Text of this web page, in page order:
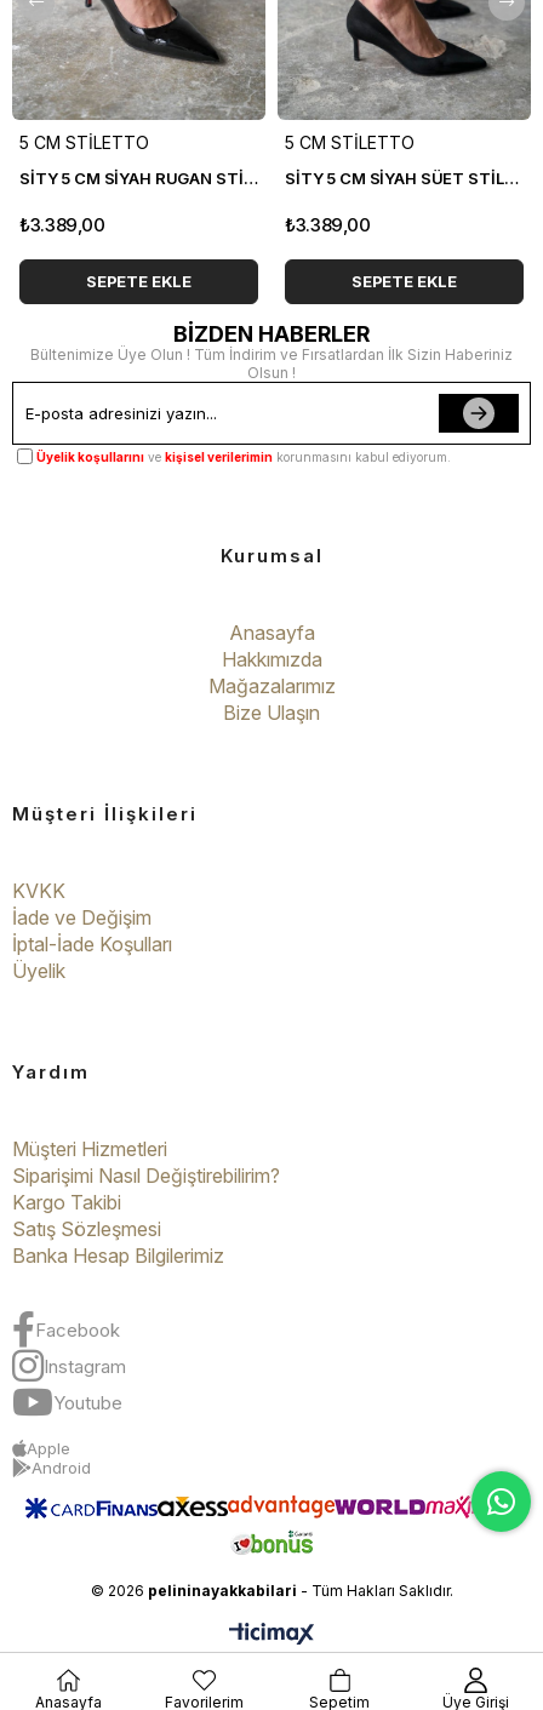
5 CM STİLETTO
SİTY 5 CM SİYAH RUGAN STİLETTO
₺3.389,00
SEPETE EKLE
5 CM STİLETTO
SİTY 5 CM SİYAH SÜET STİLETTO
₺3.389,00
SEPETE EKLE
BİZDEN HABERLER
Bültenimize Üye Olun ! Tüm İndirim ve Fırsatlardan İlk Sizin Haberiniz
Olsun !
Üyelik koşullarını ve kişisel verilerimin korunmasını kabul ediyorum.
Kurumsal
Anasayfa
Hakkımızda
Mağazalarımız
Bize Ulaşın
Müşteri İlişkileri
KVKK
İade ve Değişim
İptal-İade Koşulları
Üyelik
Yardım
Müşteri Hizmetleri
Siparişimi Nasıl Değiştirebilirim?
Kargo Takibi
Satış Sözleşmesi
Banka Hesap Bilgilerimiz
Facebook
Instagram
Youtube
Apple
Android
© 2026 pelininayakkabilari - Tüm Hakları Saklıdır.
Anasayfa Favorilerim Sepetim Üye Girişi